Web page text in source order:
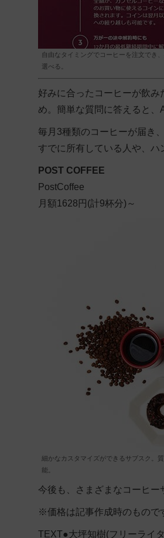
自由なタイミングでコーヒーを注文でき
選べる。
好みに合ったコーヒーが飲み
め。簡単な質問に答えると、
毎月3種類のコーヒーが届き
すでに所有している人や、ハ
POST COFFEE
PostCoffee
月額1628円(計9杯分)～
細かなカスタマイズができるサブスク。
能。
今後も、さまざまなコーヒー
※価格は記事作成時のもので
TEXT●大坪知樹(フリーライ